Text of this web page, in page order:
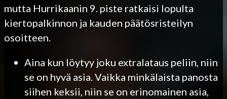
mutta Hurrikaanin 9. piste ratkaisi lopulta
kiertopalkinnon ja kauden päätösristeilyn
osoitteen.
Aina kun löytyy joku extralataus peliin, niin
se on hyvä asia. Vaikka minkälaista panosta
siihen keksii, niin se on erinomainen asia,